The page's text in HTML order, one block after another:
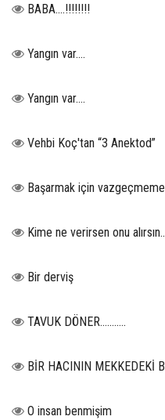
BABA....!!!!!!!!
Yangın var….
Yangın var….
Vehbi Koç'tan “3 Anektod”
Başarmak için
Kime ne verirsen onu alırsın..
Bir derviş
TAVUK DÖNER...........
BİR HACININ MEKKEDEKİ
O insan benmişim